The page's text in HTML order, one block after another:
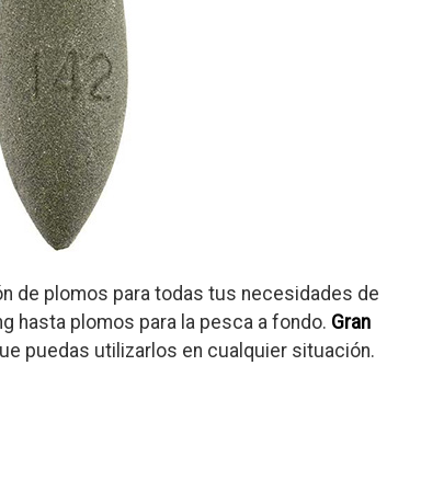
de plomos para todas tus necesidades de
hasta plomos para la pesca a fondo. Gran
puedas utilizarlos en cualquier situación.